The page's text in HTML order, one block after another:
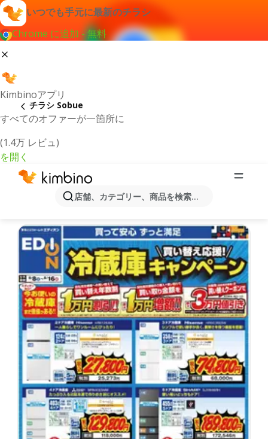
いつでも手元に最新のチラシ
Chrome に追加 - 無料
Kimbinoアプリ
すべてのオファーが一箇所に
(1.4万 レビュ)
を開く
店舗、カテゴリー、商品を検索...
チラシ Sobue
最新のチラシとオファーSobue